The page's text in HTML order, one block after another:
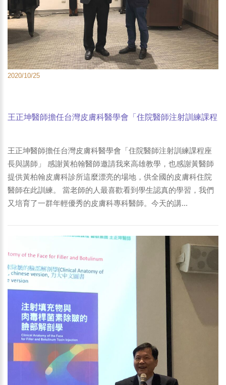
2020/10/25
王正坤醫師擔任台灣皮膚科醫學會「住院醫師注射訓練課程
王正坤醫師擔任台灣皮膚科醫學會「住院醫師注射訓練課程座
長與講師」 感謝黃柏翰醫師邀請我來高雄教學，也感謝黃醫師
提供黃柏翰皮膚科診所這麼漂亮的場地，供全國的皮膚科住院
醫師在此訓練。 當老師的人最喜歡看到學生認真的學習，我們
又培育了一群年輕優秀的皮膚科專科醫師。今天的講...